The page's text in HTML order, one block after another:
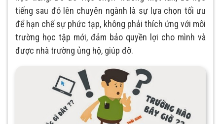
tiếng sau đó lên chuyên ngành là sự lựa chọn tối ưu
để hạn chế sự phức tạp, không phải thích ứng với môi
trường học tập mới, đảm bảo quyền lợi cho mình và
được nhà trường ủng hộ, giúp đỡ.